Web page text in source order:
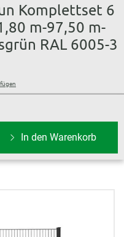
Komplettset 6
m-97,50 m-
RAL 6005-3
In den Warenkorb